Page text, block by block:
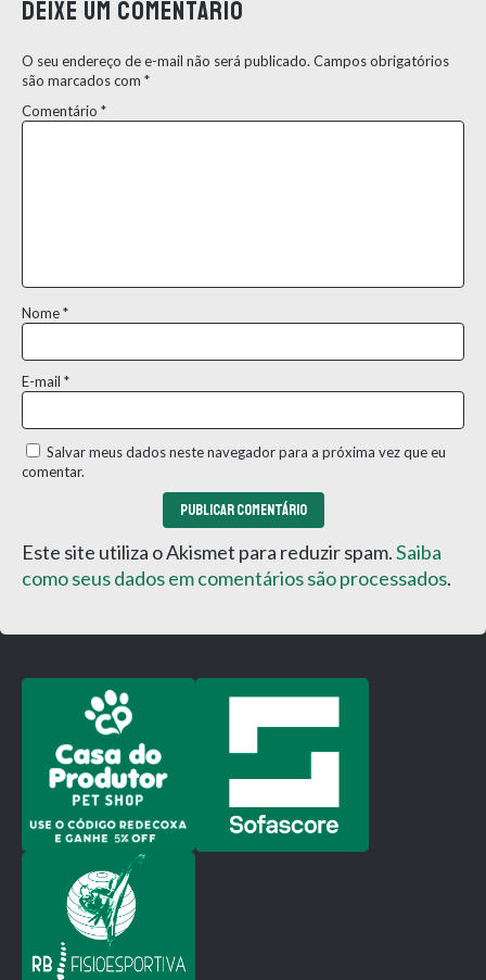
Deixe um comentário
O seu endereço de e-mail não será publicado. Campos obrigatórios
são marcados com *
Comentário *
Nome*
E-mail *
Salvar meus dados neste navegador para a próxima vez que eu
comentar.
Este site utiliza o Akismet para reduzir spam.Saiba
como seus dados em comentários são processados.